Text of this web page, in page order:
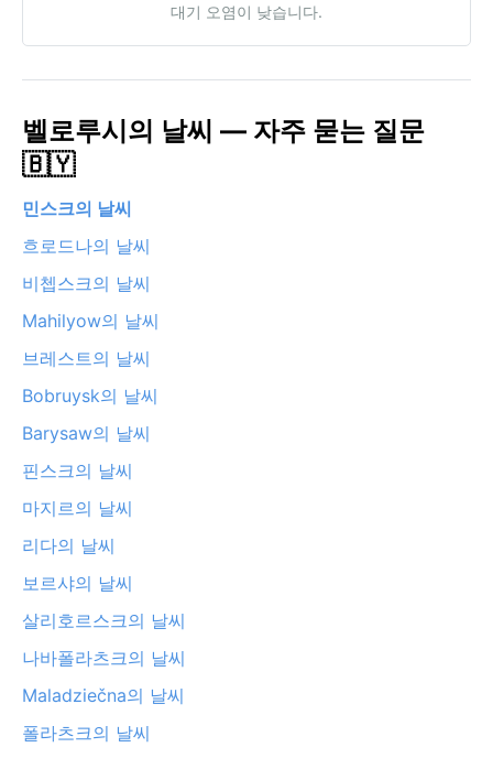
대기 오염이 낮습니다.
벨로루시의 날씨 — 자주 묻는 질문
🇧🇾
민스크의 날씨
흐로드나의 날씨
비쳅스크의 날씨
Mahilyow의 날씨
브레스트의 날씨
Bobruysk의 날씨
Barysaw의 날씨
핀스크의 날씨
마지르의 날씨
리다의 날씨
보르샤의 날씨
살리호르스크의 날씨
나바폴라츠크의 날씨
Maladziečna의 날씨
폴라츠크의 날씨